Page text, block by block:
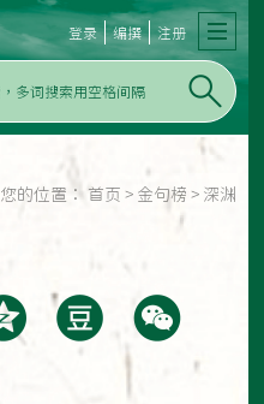
登录 编撰 注册
您的位置： 首页 > 金句榜 > 深渊